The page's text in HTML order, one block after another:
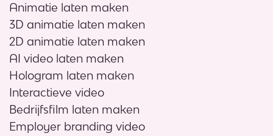
Animatie laten maken
3D animatie laten maken
2D animatie laten maken
AI video laten maken
Hologram laten maken
Interactieve video
Bedrijfsfilm laten maken
Employer branding video